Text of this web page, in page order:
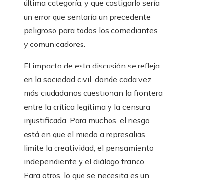
última categoría, y que castigarlo sería
un error que sentaría un precedente
peligroso para todos los comediantes
y comunicadores.
El impacto de esta discusión se refleja
en la sociedad civil, donde cada vez
más ciudadanos cuestionan la frontera
entre la crítica legítima y la censura
injustificada. Para muchos, el riesgo
está en que el miedo a represalias
limite la creatividad, el pensamiento
independiente y el diálogo franco.
Para otros, lo que se necesita es un